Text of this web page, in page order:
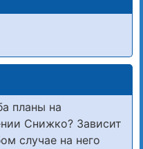
планы на
Снижко? Зависит
случае на него